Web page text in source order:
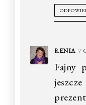
RENIA 7
Fajny